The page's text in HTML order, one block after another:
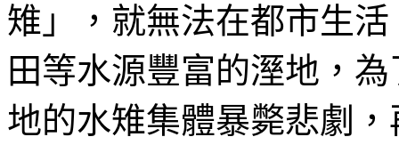
雉」，就無法在都市生
田等水源豐富的溼地，
地的水雉集體暴斃悲劇